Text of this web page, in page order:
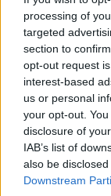
processing of
targeted
section to
opt-out request
interest-based
us or personal
your opt-out.
disclosure of
IAB’s list of
also be
Downstream
αναφέρουμε
"εγκλήματα
Η άποψη του
ένα όπλο
σίγουρα
δεν πήρε